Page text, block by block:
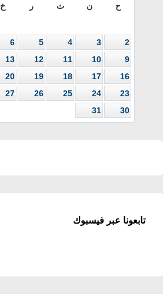
ح ن ث ر خ
2
3
4
5
6
9
10
11
12
13
16
17
18
19
20
23
24
25
26
27
30
31
تابعونا عبر فيسبوك